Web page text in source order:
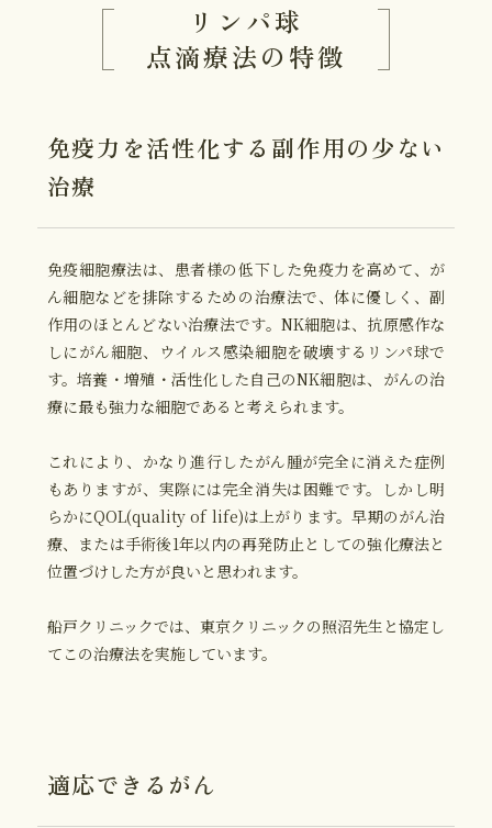
リンパ球
点滴療法の特徴
免疫力を活性化する 副作用の少ない
治療
免疫細胞療法は、患者様の低下した免疫力を高めて、が
ん細胞などを排除するための治療法で、体に優しく、副
作用のほとんどない治療法です。NK細胞は、抗原感作な
しにがん細胞、ウイルス感染細胞を破壊するリンパ球で
す。培養・増殖・活性化した自己のNK細胞は、がんの治
療に最も強力な細胞であると考えられます。
これにより、かなり進行したがん腫が完全に消えた症例
もありますが、実際には完全消失は困難です。しかし明
らかにQOL(quality of life)は上がります。早期のがん治
療、または手術後1年以内の再発防止としての強化療法と
位置づけした方が良いと思われます。
船戸クリニックでは、東京クリニックの照沼先生と協定し
てこの治療法を実施しています。
適応できるがん